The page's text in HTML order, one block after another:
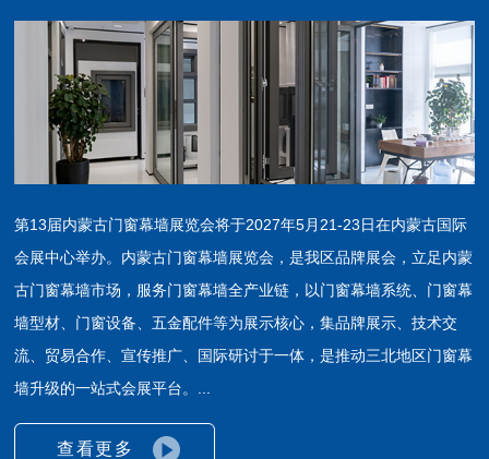
第13届内蒙古门窗幕墙展览会将于2027年5月21-23日在内蒙古国际
会展中心举办。内蒙古门窗幕墙展览会，是我区品牌展会，立足内蒙
古门窗幕墙市场，服务门窗幕墙全产业链，以门窗幕墙系统、门窗幕
墙型材、门窗设备、五金配件等为展示核心，集品牌展示、技术交
流、贸易合作、宣传推广、国际研讨于一体，是推动三北地区门窗幕
墙升级的一站式会展平台。...
查看更多